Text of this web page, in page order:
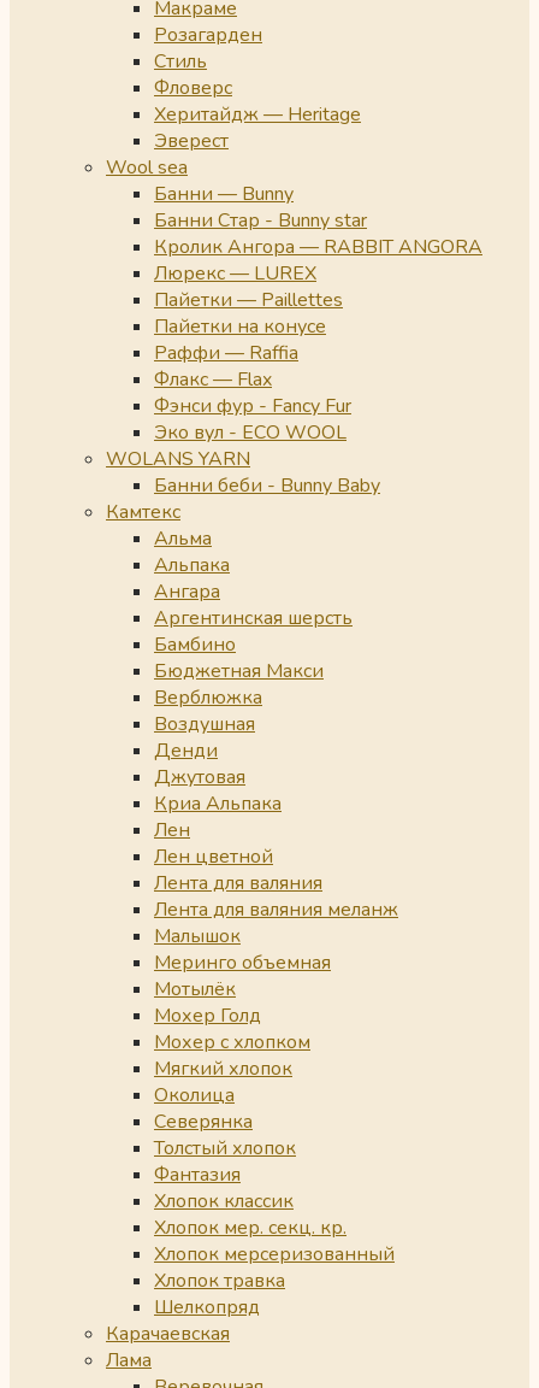
Макраме
Розагарден
Стиль
Фловерс
Херитайдж — Heritage
Эверест
Wool sea
Банни — Bunny
Банни Стар - Bunny star
Кролик Ангора — RABBIT ANGORA
Люрекс — LUREX
Пайетки — Paillettes
Пайетки на конусе
Раффи — Raffia
Флакс — Flax
Фэнси фур - Fancy Fur
Эко вул - ECO WOOL
WOLANS YARN
Банни беби - Bunny Baby
Камтекс
Альма
Альпака
Ангара
Аргентинская шерсть
Бамбино
Бюджетная Макси
Верблюжка
Воздушная
Денди
Джутовая
Криа Альпака
Лен
Лен цветной
Лента для валяния
Лента для валяния меланж
Малышок
Меринго объемная
Мотылёк
Мохер Голд
Мохер с хлопком
Мягкий хлопок
Околица
Северянка
Толстый хлопок
Фантазия
Хлопок классик
Хлопок мер. секц. кр.
Хлопок мерсеризованный
Хлопок травка
Шелкопряд
Карачаевская
Лама